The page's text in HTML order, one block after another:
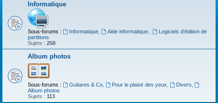
Informatique
Sous-forums : Informatique, Aide informatique.
Logiciels d'édition de
partitions
Sujets : 258
Album photos
Sous-forums : Guitares & Co, Pour le plaisir des yeux Divers
Album photos
Sujets : 113